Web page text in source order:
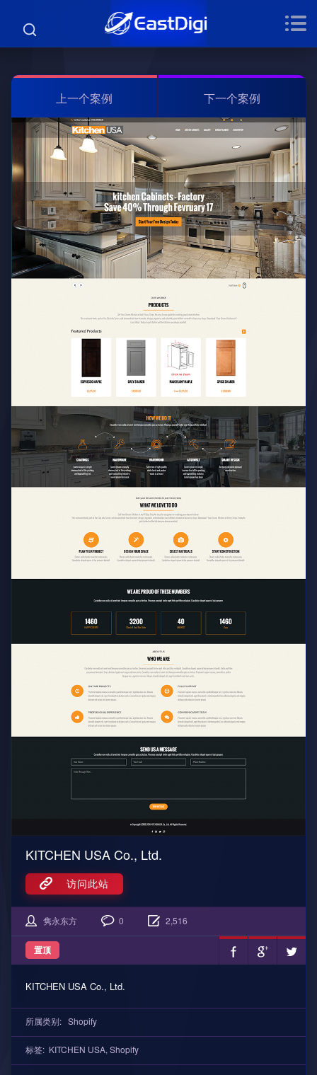
上一个案例 下一个案例
访问此站
KITCHEN USA Co., Ltd.
置顶
隽永东方 0 2,516
KITCHEN USA Co., Ltd.
所属类别: Shopify
标签: KITCHEN USA, Shopify